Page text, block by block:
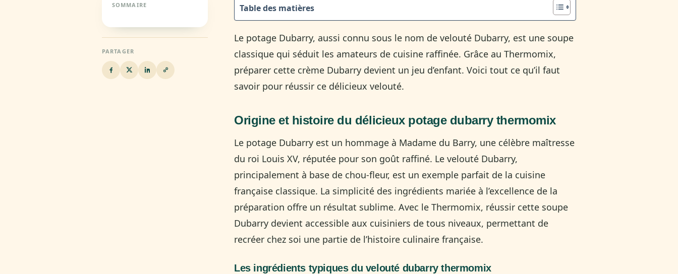
SOMMAIRE
PARTAGER
Table des matières
Le potage Dubarry, aussi connu sous le nom de velouté Dubarry, est une soupe
classique qui séduit les amateurs de cuisine raffinée. Grâce au Thermomix,
préparer cette crème Dubarry devient un jeu d’enfant. Voici tout ce qu’il faut
savoir pour réussir ce délicieux velouté.
Origine et histoire du délicieux potage dubarry thermomix
Le potage Dubarry est un hommage à Madame du Barry, une célèbre maîtresse
du roi Louis XV, réputée pour son goût raffiné. Le velouté Dubarry,
principalement à base de chou-fleur, est un exemple parfait de la cuisine
française classique. La simplicité des ingrédients mariée à l’excellence de la
préparation offre un résultat sublime. Avec le Thermomix, réussir cette soupe
Dubarry devient accessible aux cuisiniers de tous niveaux, permettant de
recréer chez soi une partie de l’histoire culinaire française.
Les ingrédients typiques du velouté dubarry thermomix